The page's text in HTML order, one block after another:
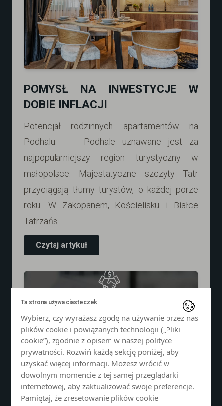
POMYSŁ NA INWESTYCJE W
DOBIE INFLACJI
Potencjał rodzinnych apartamentów na
Podhalu. Podhale uznawane jest za
najpopularniejszy region turystyczny w
małopolsce. Majestatyczne szczyty Tatr
przyciągają tłumy turystów, o każdej porze
roku. W Zakopanem, Kościelisku i Białce
Tatrzańs...
Czytaj artykuł
NIERUCHOMOŚCI
Ta strona używa ciasteczek
Wybierz, czy wyrażasz zgodę na używanie przez nas
plików cookie i powiązanych technologii („Pliki
cookie”), zgodnie z opisem w naszej polityce
prywatności. Rozwiń każdą sekcję poniżej, aby
uzyskać więcej informacji. Możesz wrócić w
dowolnym momencie z tej samej przeglądarki
internetowej, aby zaktualizować swoje preferencje.
Pamiętaj, że zresetowanie plików cookie